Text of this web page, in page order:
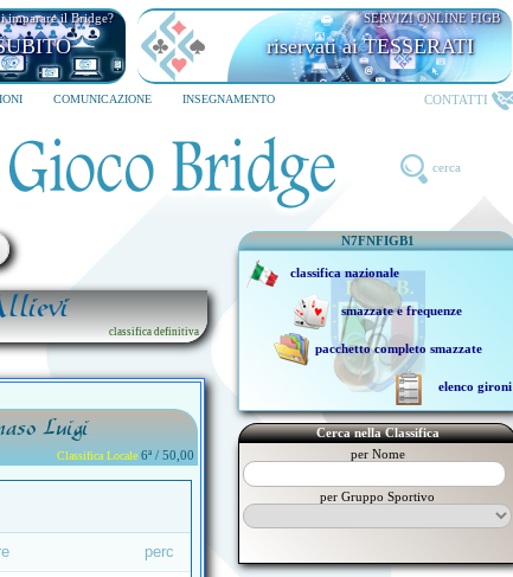
imparare il Bridge? SERVIZI ONLINE FIGB
riservati ai TESSERATI
COMUNICAZIONE INSEGNAMENTO CONTATTI
cerca
classifica definitiva
Luigi
Classifica Locale 6ª / 50,00
perc
N7FNFIGB1
classifica nazionale
smazzate e frequenze
pacchetto completo smazzate
elenco gironi
Cerca nella Classifica
per Nome
per Gruppo Sportivo